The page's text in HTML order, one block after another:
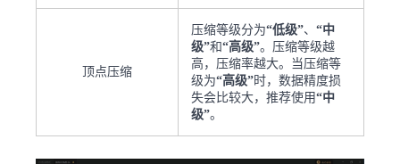
顶点压缩
压缩等级分为“低级”、 “中
级”和“高级”。压缩等级越
高，压缩率越大。当压缩等
级为“高级”时，数据精度损
失会比较大，推荐使用“中
级”。